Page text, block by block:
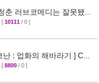
춘 러브코메디는 잘못됐다
요 공개
[ 10111 / 0 ]
난 : 업화의 해바라기 ] CM
[ 8800 / 0 ]